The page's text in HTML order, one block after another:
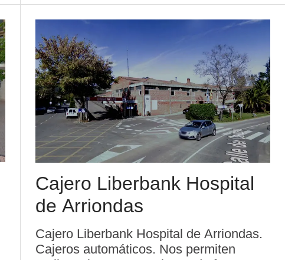
de cr ...
Cajero Liberbank Hospital
de Arriondas
Cajero Liberbank Hospital de Arriondas.
Cajeros automáticos. Nos permiten